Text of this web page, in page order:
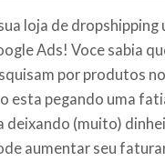
loja de dropshipping
Ads! Voce sabia
por produtos
esta pegando uma
deixando (muito)
aumentar seu